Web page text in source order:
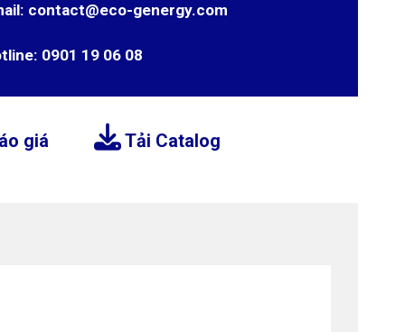
contact@eco-genergy.com
0901 19 06 08
giá Tải Catalog